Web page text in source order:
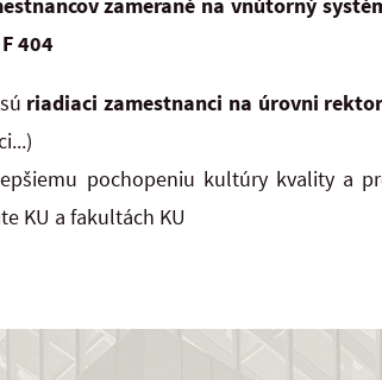
404
riadiaci zamestnanci na úrovni
pochopeniu kultúry kvality a
KU a fakultách KU